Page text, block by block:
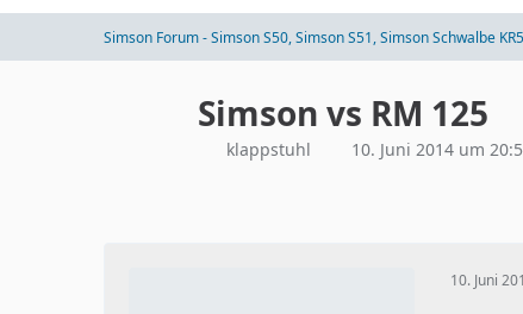
Simson Forum - Simson S50, Simson S51, Simson Schwalbe
Simson vs RM 125
klappstuhl 10. Juni 2014 um
10. Juni